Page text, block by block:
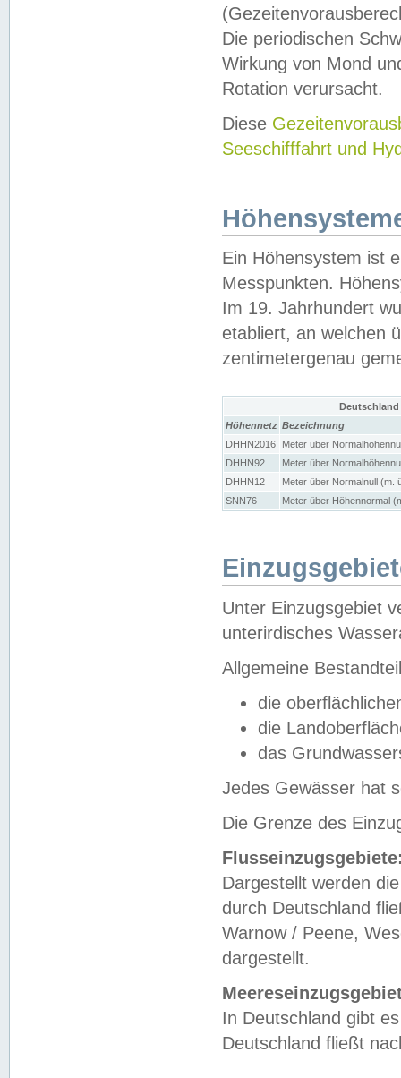
Die periodischen
Wirkung von Mond
Rotation verursacht.
Diese
Seeschifffahrt und
Ein Höhensystem ist
Messpunkten.
Im 19. Jahrhundert
etabliert, an welchen
zentimetergenau
Höhennetz Bezeichnung
DHHN2016
Meter über
DHHN92
Meter über
DHHN12
Meter über Normalnull (m.
SNN76
Meter über Höhennormal
Unter Einzugsgebiet
unterirdisches
Allgemeine
die
die
das
Jedes Gewässer hat
Die Grenze des
Dargestellt werden
durch Deutschland
Warnow / Peene,
dargestellt.
In Deutschland gibt
Deutschland fließt